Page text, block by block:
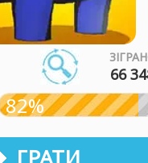
66
82%